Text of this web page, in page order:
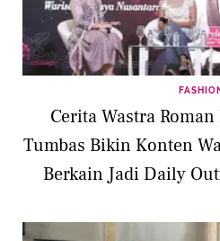
Cerita Wastra
Tumbas Bikin Konten
Berkain Jadi Daily